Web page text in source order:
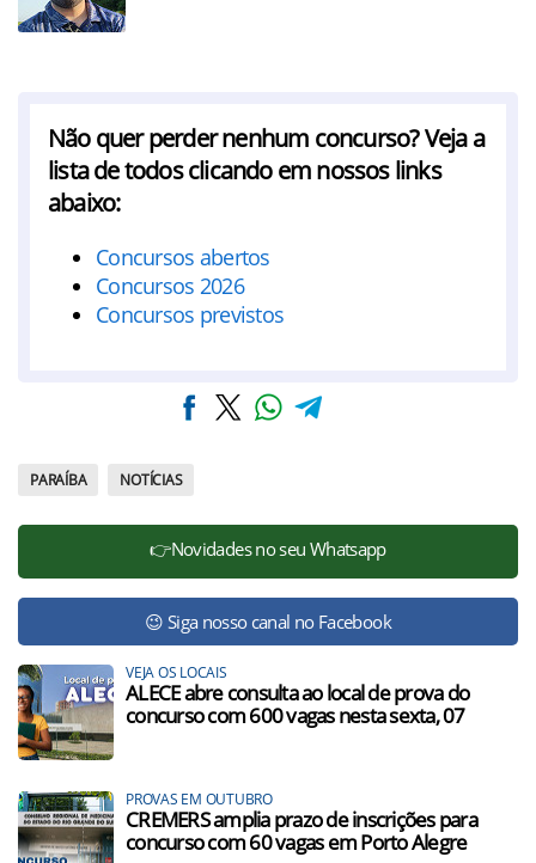
Não quer perder nenhum concurso? Veja a
lista de todos clicando em nossos links
abaixo:
Concursos abertos
Concursos 2026
Concursos previstos
PARAÍBA NOTÍCIAS
👉Novidades no seu Whatsapp
😉 Siga nosso canal no Facebook
VEJA OS LOCAIS
ALECE abre consulta ao local de prova do
concurso com 600 vagas nesta sexta, 07
PROVAS EM OUTUBRO
CREMERS amplia prazo de inscrições para
concurso com 60 vagas em Porto Alegre